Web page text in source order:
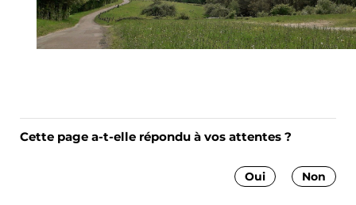
Cette page a-t-elle répondu à vos attentes ?
Non
Oui